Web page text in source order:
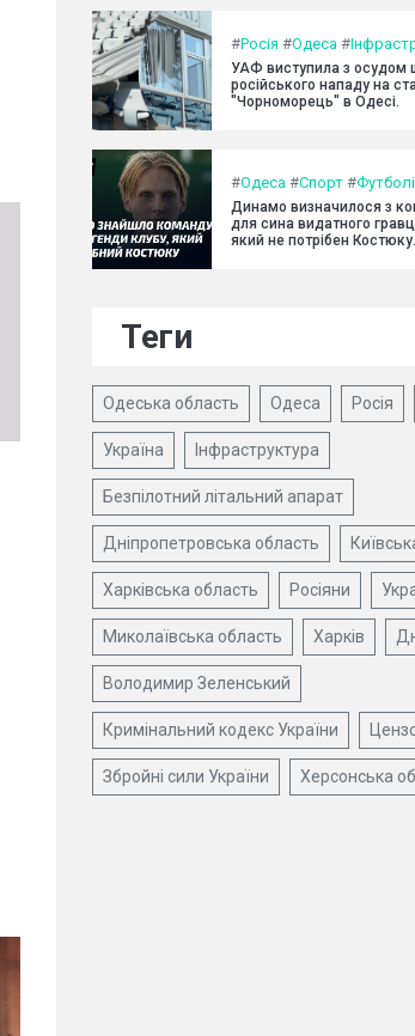
#Росія #Одеса #
УАФ виступила з осудом
російського нападу на
"Чорноморець" в Одесі.
#Одеса #Спорт #
Динамо визначилося з
для сина видатного
який не потрібен Костюку.
Теги
Одеська область Одеса Росія
Україна Інфраструктура
Безпілотний літальний апарат
Дніпропетровська область
Харківська область Росіяни
Миколаївська область Харків
Володимир Зеленський
Кримінальний кодекс України
Збройні сили України Херсонська